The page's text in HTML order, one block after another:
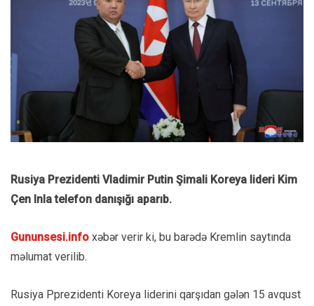
Rusiya Prezidenti Vladimir Putin Şimali Koreya lideri Kim
Çen Inla telefon danışığı aparıb.
Gununsesi.info xəbər verir ki, bu barədə Kremlin saytında
məlumat verilib.
Rusiya Pprezidenti Koreya liderini qarşıdan gələn 15 avqust